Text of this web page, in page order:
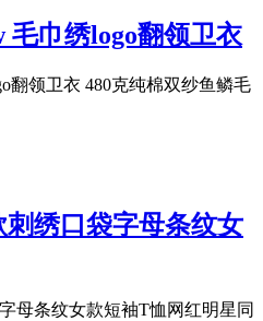
毛巾绣logo翻领卫衣
翻领卫衣 480克纯棉双纱鱼鳞毛
绣口袋字母条纹女
母条纹女款短袖T恤网红明星同